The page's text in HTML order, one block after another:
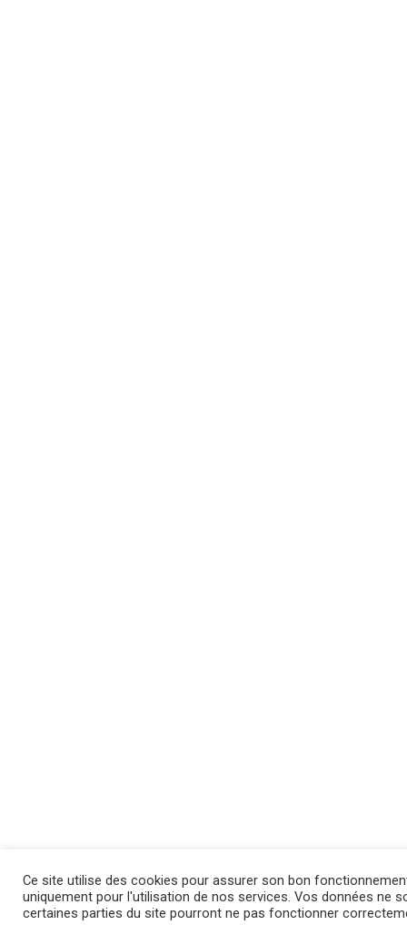
Ce site utilise des cookies pour assurer son bon
uniquement pour l'utilisation de nos services. Vos données ne
certaines parties du site pourront ne pas fonctionner